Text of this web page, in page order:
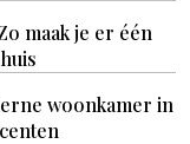
maak je er één
woonkamer in